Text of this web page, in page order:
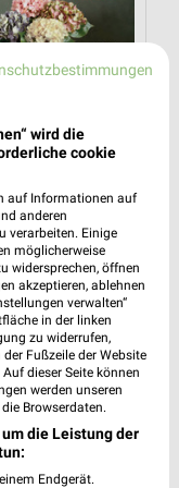
0,5 km
Deko-Woche
Di. 01.09.
wird die
cookie
auf Informationen auf
anderen
verarbeiten. Einige
möglicherweise
widersprechen, öffnen
akzeptieren, ablehnen
verwalten“
in der linken
zu widerrufen,
Fußzeile der Website
dieser Seite können
werden unseren
Browserdaten.
die Leistung der
Endgerät.